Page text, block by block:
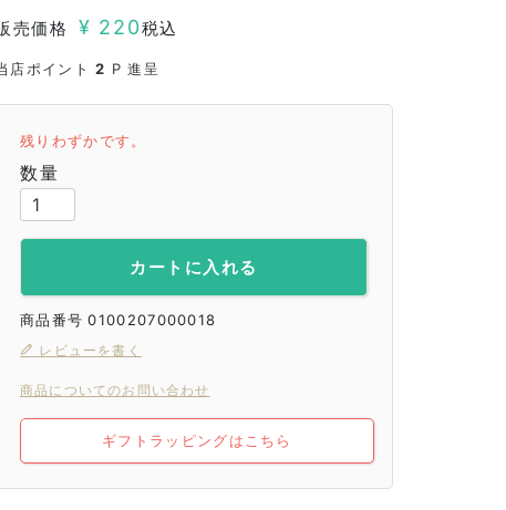
売価格 ¥ 220税込
店ポイント 2 P 進呈
残りわずかです。
カートに入れる
商品番号 0100207000018
レビューを書く
商品についてのお問い合わせ
ギフトラッピングはこちら